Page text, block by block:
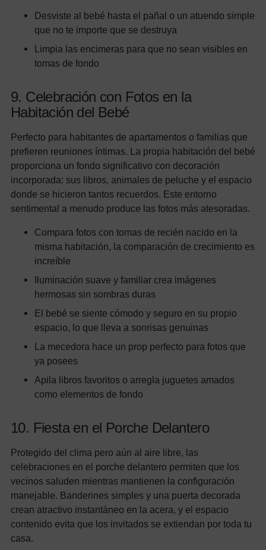
Desviste al bebé hasta el pañal o un atuendo simple
que no te importe que se destruya
Limpia las encimeras para que no sean visibles en
tomas de fondo
9. Celebración con Fotos en la
Habitación del Bebé
Perfecto para habitantes de apartamentos o familias que
prefieren reuniones íntimas. La propia habitación del bebé
proporciona un fondo significativo con decoración
incorporada: sus libros, animales de peluche y el espacio
donde se hicieron tantos recuerdos. Este entorno
sentimental a menudo produce las fotos más atesoradas.
Compara fotos con tomas de recién nacido en la
misma habitación, la comparación de crecimiento es
increíble
Iluminación suave y familiar crea imágenes
hermosas sin sombras duras
El bebé se siente cómodo y seguro en su propio
espacio, lo que lleva a sonrisas genuinas
La mecedora hace un prop perfecto para fotos que
ya posees
Apila libros favoritos o arregla juguetes amados
como elementos de fondo
10. Fiesta en el Porche Delantero
Protegido del clima pero aún al aire libre, las
celebraciones en el porche delantero permiten que los
vecinos saluden mientras mantienen la configuración
manejable. Banderines simples y una puerta decorada
crean atractivo instantáneo en la acera, y el espacio
contenido evita que los invitados se extiendan por toda tu
casa.